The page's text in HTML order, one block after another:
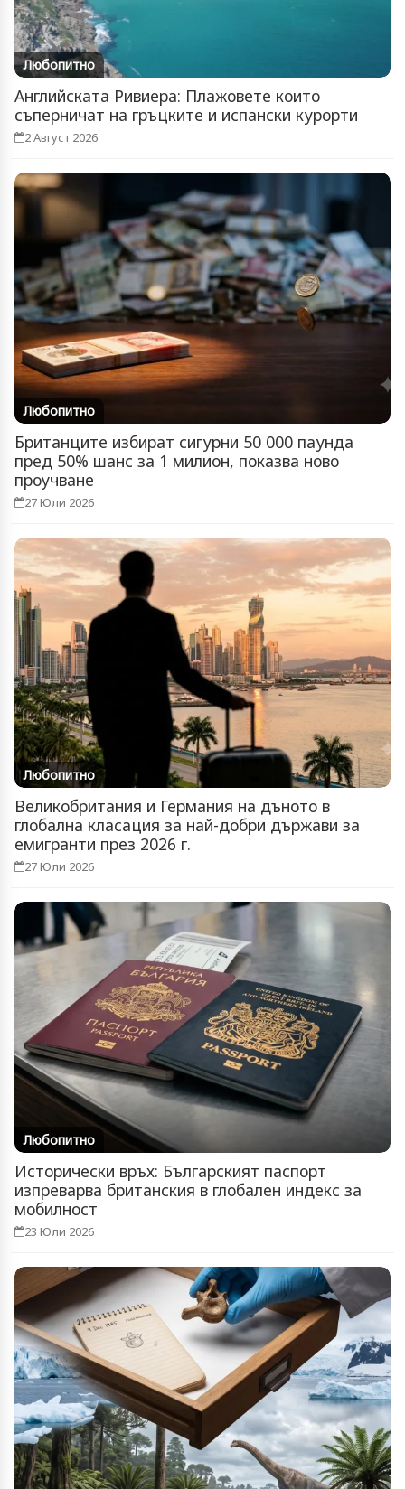
Любопитно
Английската Ривиера: Плажовете които
съперничат на гръцките и испански курорти
2 Август 2026
Любопитно
Британците избират сигурни 50 000 паунда
пред 50% шанс за 1 милион, показва ново
проучване
27 Юли 2026
Любопитно
Великобритания и Германия на дъното в
глобална класация за най-добри държави за
емигранти през 2026 г.
27 Юли 2026
Любопитно
Исторически връх: Българският паспорт
изпреварва британския в глобален индекс за
мобилност
23 Юли 2026